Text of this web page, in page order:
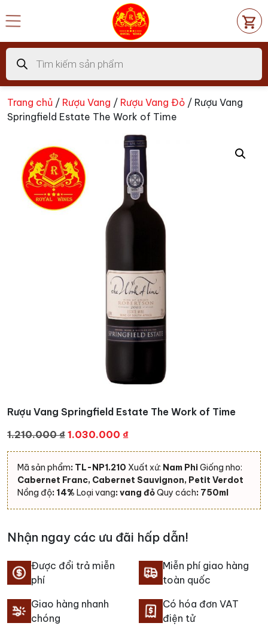
đến
dung
Tìm
kiếm
sản
phẩm
Trang chủ / Rượu Vang / Rượu Vang Đỏ / Rượu Vang
Springfield Estate The Work of Time
Rượu Vang Springfield Estate The Work of Time
1.210.000₫ Giá
gốc
là:
1.210.000 ₫.
1.030.000 ₫Giá
hiện
tại
là:
1.030.000 ₫.
Mã sản phẩm: TL-NP1.210 Xuất xứ: Nam PhiGiống nho:
Cabernet Franc, Cabernet Sauvignon, Petit Verdot
Nồng độ: 14% Loại vang: vang đỏQuy cách: 750ml
Nhận ngay các ưu đãi hấp dẫn!
Được đổi trả miễn
phí
Miễn phí giao hàng
toàn quốc
Giao hàng nhanh
chóng
Có hóa đơn VAT
điện tử